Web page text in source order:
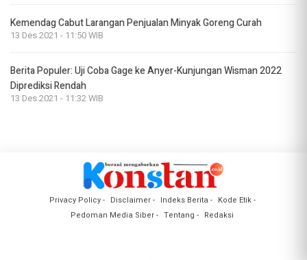
Kemendag Cabut Larangan Penjualan Minyak Goreng Curah
13 Des 2021 - 11:50 WIB
Berita Populer: Uji Coba Gage ke Anyer-Kunjungan Wisman 2022
Diprediksi Rendah
13 Des 2021 - 11:32 WIB
Privacy Policy Disclaimer Indeks Berita
Kode Etik
Pedoman Media Siber
Tentang Redaksi